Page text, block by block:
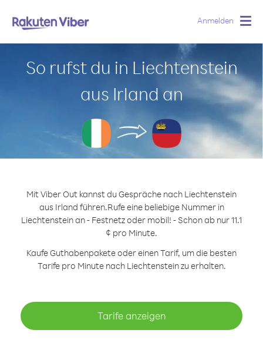
Anmelden
So rufst du in Liechtenstein
aus Irland an
Mit Viber Out kannst du Gespräche nach Liechtenstein
aus Irland führen.Rufe eine beliebige Nummer in
Liechtenstein an - Festnetz oder mobil! - Schon ab nur 11.1
¢ pro Minute.
Kaufe Guthabenpakete oder einen Tarif, um die besten
Tarife pro Minute nach Liechtenstein zu erhalten.
Tarife anzeigen